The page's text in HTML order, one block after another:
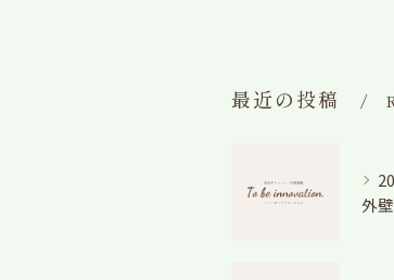
最近の投稿